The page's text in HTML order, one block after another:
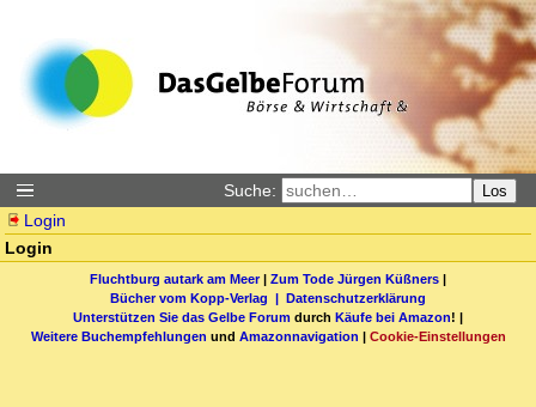
Suche: Los
Login
Login
Fluchtburg autark am Meer| Zum Tode Jürgen Küßners |
Bücher vom Kopp-Verlag | Datenschutzerklärung
Unterstützen Sie das Gelbe Forum durch Käufe bei Amazon! |
Weitere Buchempfehlungen und Amazonnavigation | Cookie-Einstellungen